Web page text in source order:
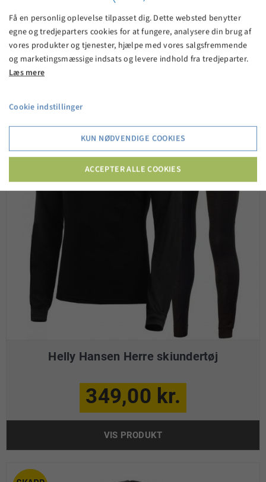
475,00 kr.
VIS PRODUKT
Helly Hansen Herre skiundertøj
349,00 kr.
VIS PRODUKT
Få en personlig oplevelse tilpasset dig. Dette websted benytter
egne og tredjeparters cookies for at fungere, analysere din brug af
vores produkter og tjenester, hjælpe med vores salgsfremmende
og marketingsmæssige indsats og levere indhold fra tredjeparter.
Læs mere
Cookie indstillinger
KUN NØDVENDIGE COOKIES
ACCEPTER ALLE COOKIES